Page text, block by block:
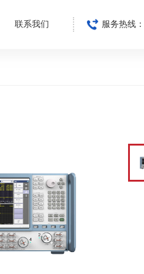
联系我们 服务热线：